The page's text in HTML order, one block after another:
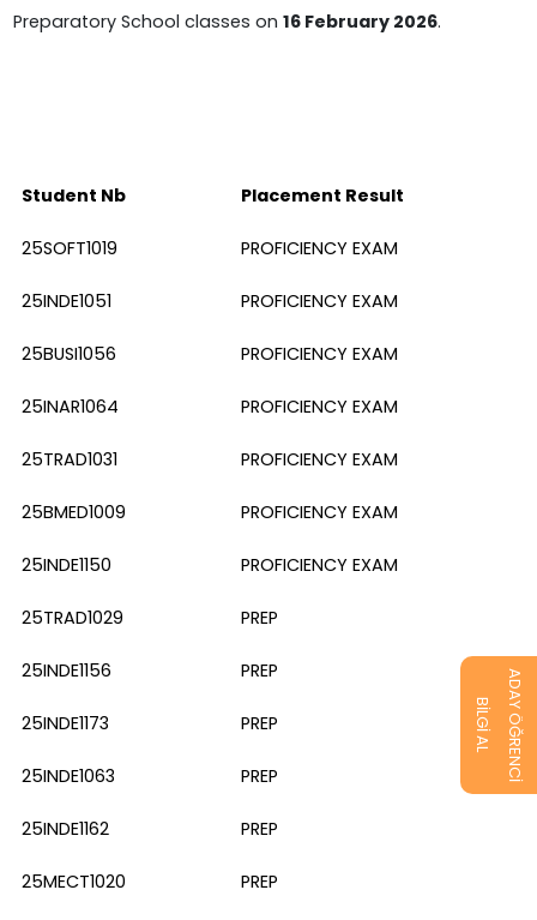
Preparatory School classes on 16 February 2026.
Student Nb Placement Result
25SOFT1019 PROFICIENCY EXAM
25INDE1051 PROFICIENCY EXAM
25BUSI1056 PROFICIENCY EXAM
25INAR1064 PROFICIENCY EXAM
25TRAD1031 PROFICIENCY EXAM
25BMED1009 PROFICIENCY EXAM
25INDE1150 PROFICIENCY EXAM
25TRAD1029 PREP
25INDE1156 PREP
25INDE1173 PREP
25INDE1063 PREP
25INDE1162 PREP
25MECT1020 PREP
BİLGİ AL ADAY ÖĞRENCİ